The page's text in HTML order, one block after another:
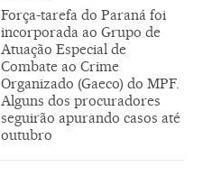
Força-tarefa do Paraná foi
incorporada ao Grupo de
Atuação Especial de
Combate ao Crime
Organizado (Gaeco) do MPF.
Alguns dos procuradores
seguirão apurando casos até
outubro